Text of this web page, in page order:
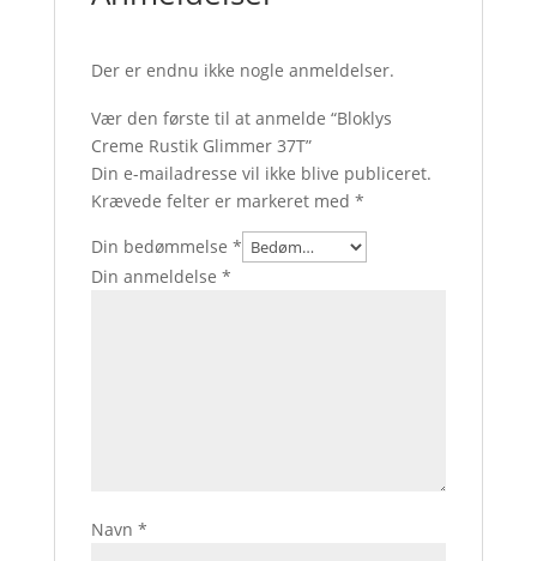
Der er endnu ikke nogle anmeldelser.
Vær den første til at anmelde “Bloklys
Creme Rustik Glimmer 37T”
Din e-mailadresse vil ikke blive publiceret.
Krævede felter er markeret med *
Din bedømmelse *
Din anmeldelse *
Navn *